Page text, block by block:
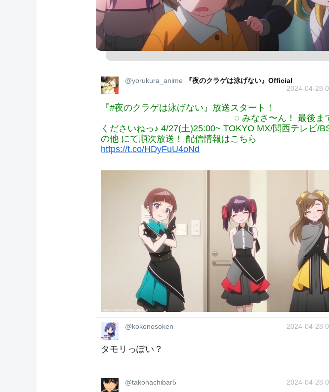
@yorukura_anime
『夜のクラゲは泳げない』Official
2024-04-28
『#夜のクラゲは泳げない』放送スタート！
◌ みなさ〜ん！ 最後まで
くださいねっ♪ 4/27(土)25:00~ TOKYO MX/関西テレビ/
の他 にて順次放送！ 配信情報はこちら
https://t.co/HDyFuU4oNd
@kokonosoken 2024-04-28
タモリっぽい？
@takohachibar5 2024-04-28